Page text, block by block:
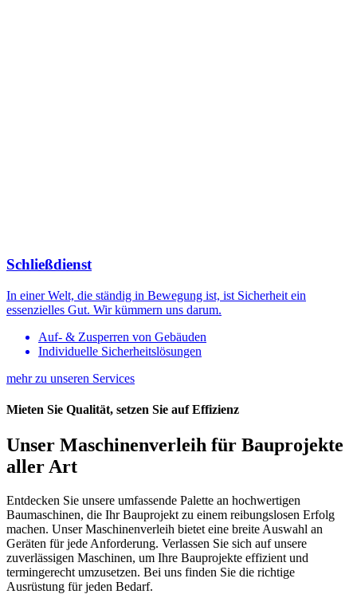
Schließdienst
In einer Welt, die ständig in Bewegung ist, ist Sicherheit ein
essenzielles Gut. Wir kümmern uns darum.
Auf- & Zusperren von Gebäuden
Individuelle Sicherheitslösungen
mehr zu unseren Services
Mieten Sie Qualität, setzen Sie auf Effizienz
Unser Maschinenverleih für Bauprojekte
aller Art
Entdecken Sie unsere umfassende Palette an hochwertigen
Baumaschinen, die Ihr Bauprojekt zu einem reibungslosen Erfolg
machen. Unser Maschinenverleih bietet eine breite Auswahl an
Geräten für jede Anforderung. Verlassen Sie sich auf unsere
zuverlässigen Maschinen, um Ihre Bauprojekte effizient und
termingerecht umzusetzen. Bei uns finden Sie die richtige
Ausrüstung für jeden Bedarf.